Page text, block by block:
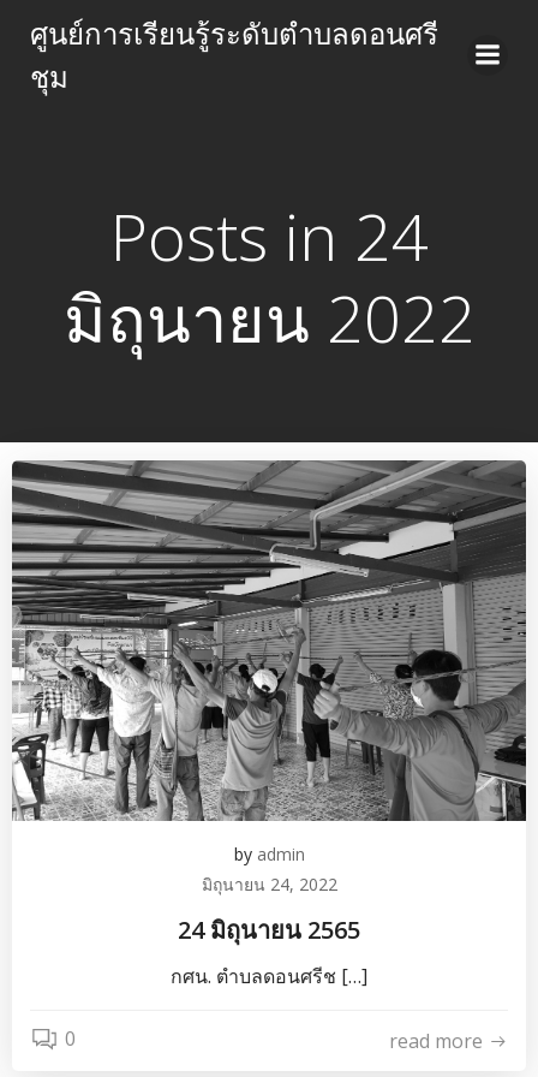
to
ศูนย์การเรียนรู้ระดับตำบลดอนศรี
ชุม
Posts in 24
มิถุนายน 2022
by admin
มิถุนายน 24, 2022
24 มิถุนายน 2565
กศน. ตำบลดอนศรีช […]
0 read more